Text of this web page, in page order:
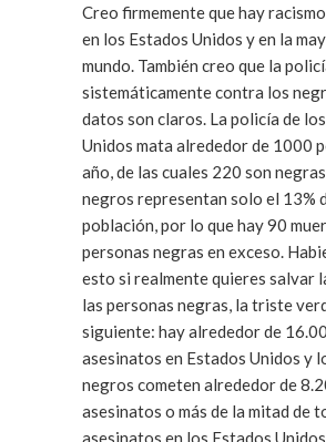
Creo firmemente que hay
en los Estados Unidos y en la
mundo. También creo que la
sistemáticamente contra los
datos son claros. La policía de
Unidos mata alrededor de 1000
año, de las cuales 220 son
negros representan solo el 13%
población, por lo que hay 90
personas negras en exceso.
esto si realmente quieres salvar
las personas negras, la triste
siguiente: hay alrededor de
asesinatos en Estados Unidos y
negros cometen alrededor de
asesinatos o más de la mitad de
asesinatos en los Estados